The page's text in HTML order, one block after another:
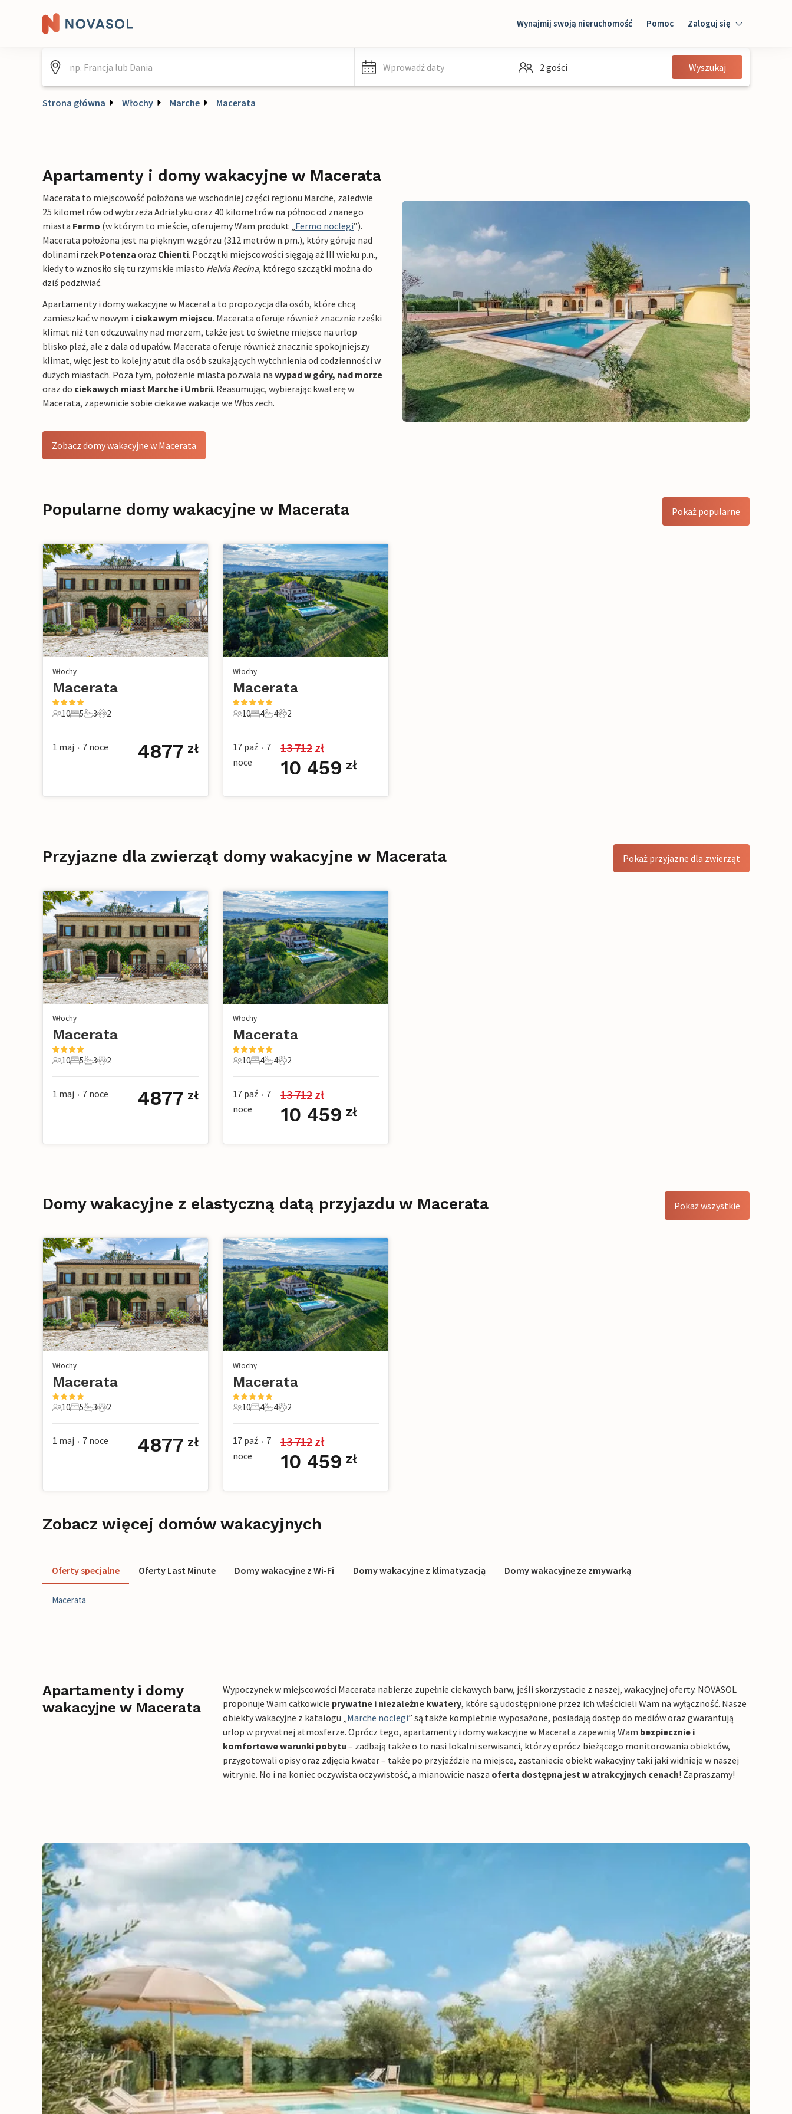
Wynajmij swoją nieruchomość Pomoc Zaloguj się
Zaloguj się
Gość
Wprowadź daty 2 gości Wyszukaj
Strona główna Włochy Marche Macerata
Apartamenty i domy wakacyjne w Macerata
Macerata to miejscowość położona we wschodniej części regionu Marche, zaledwie
25 kilometrów od wybrzeża Adriatyku oraz 40 kilometrów na północ od znanego
miasta Fermo (w którym to mieście, oferujemy Wam produkt „Fermo noclegi”).
Macerata położona jest na pięknym wzgórzu (312 metrów n.pm.), który góruje nad
dolinami rzek Potenza oraz Chienti. Początki miejscowości sięgają aż III wieku p.n.,
kiedy to wznosiło się tu rzymskie miasto Helvia Recina, którego szczątki można do
dziś podziwiać.
Apartamenty i domy wakacyjne w Macerata to propozycja dla osób, które chcą
zamieszkać w nowym i ciekawym miejscu. Macerata oferuje również znacznie rześki
klimat niż ten odczuwalny nad morzem, także jest to świetne miejsce na urlop
blisko plaż, ale z dala od upałów. Macerata oferuje również znacznie spokojniejszy
klimat, więc jest to kolejny atut dla osób szukających wytchnienia od codzienności w
dużych miastach. Poza tym, położenie miasta pozwala na wypad w góry, nad morze
oraz do ciekawych miast Marche i Umbrii. Reasumując, wybierając kwaterę w
Macerata, zapewnicie sobie ciekawe wakacje we Włoszech.
Zobacz domy wakacyjne w Macerata
Popularne domy wakacyjne w Macerata Pokaż popularne
Włochy
Macerata
10 Goście
10
5 Sypialnie
5
3 Łazienki
3
2 Zwierzęta domowe
2
1 maj • 7 noce 4877 zł
Włochy
Macerata
10 Goście
10
4 Sypialnie
4
4 Łazienki
4
2 Zwierzęta domowe
2
17 paź • 7
noce
13 712 zł
10 459 zł
Przyjazne dla zwierząt domy wakacyjne w Macerata Pokaż przyjazne dla zwierząt
Włochy
Macerata
10 Goście
10
5 Sypialnie
5
3 Łazienki
3
2 Zwierzęta domowe
2
1 maj • 7 noce 4877 zł
Włochy
Macerata
10 Goście
10
4 Sypialnie
4
4 Łazienki
4
2 Zwierzęta domowe
2
17 paź • 7
noce
13 712 zł
10 459 zł
Domy wakacyjne z elastyczną datą przyjazdu w Macerata Pokaż wszystkie
Włochy
Macerata
10 Goście
10
5 Sypialnie
5
3 Łazienki
3
2 Zwierzęta domowe
2
1 maj • 7 noce 4877 zł
Włochy
Macerata
10 Goście
10
4 Sypialnie
4
4 Łazienki
4
2 Zwierzęta domowe
2
17 paź • 7
noce
13 712 zł
10 459 zł
Zobacz więcej domów wakacyjnych
Oferty specjalne Oferty Last Minute Domy wakacyjne z Wi-Fi Domy wakacyjne z klimatyzacją Domy wakacyjne ze zmywarką
Macerata
Apartamenty i domy
wakacyjne w Macerata
Wypoczynek w miejscowości Macerata nabierze zupełnie ciekawych barw, jeśli skorzystacie z naszej, wakacyjnej oferty. NOVASOL
proponuje Wam całkowicie prywatne i niezależne kwatery, które są udostępnione przez ich właścicieli Wam na wyłączność. Nasze
obiekty wakacyjne z katalogu „ Marche noclegi” są także kompletnie wyposażone, posiadają dostęp do mediów oraz gwarantują
urlop w prywatnej atmosferze. Oprócz tego, apartamenty i domy wakacyjne w Macerata zapewnią Wam bezpiecznie i
komfortowe warunki pobytu – zadbają także o to nasi lokalni serwisanci, którzy oprócz bieżącego monitorowania obiektów,
przygotowali opisy oraz zdjęcia kwater – także po przyjeździe na miejsce, zastaniecie obiekt wakacyjny taki jaki widnieje w naszej
witrynie. No i na koniec oczywista oczywistość, a mianowicie nasza oferta dostępna jest w atrakcyjnych cenach! Zapraszamy!